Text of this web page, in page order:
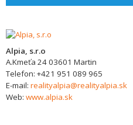
Alpia, s.r.o
A.Kmeťa 2403601 Martin
Telefon: +421 951 089 965
E-mail: realityalpia@realityalpia.sk
Web: www.alpia.sk